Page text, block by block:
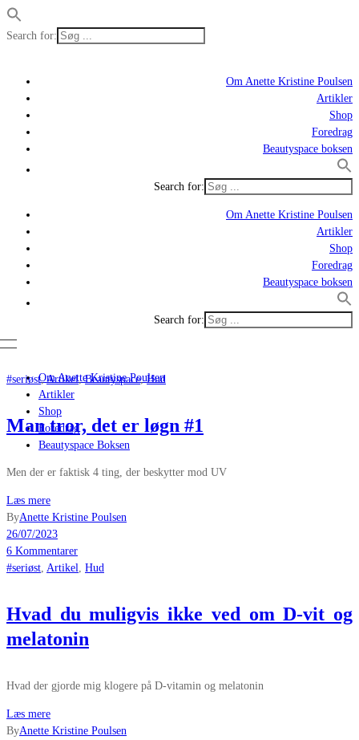
Search for:
Om Anette Kristine Poulsen
Artikler
Shop
Foredrag
Beautyspace boksen
Search for:
Om Anette Kristine Poulsen
Artikler
Shop
Foredrag
Beautyspace boksen
Search for:
Om Anette Kristine Poulsen
Artikler
Shop
Foredrag
Beautyspace Boksen
#seriøst,Artikel,Beautyspace,Hud
Man tror, det er løgn #1
Men der er faktisk 4 ting, der beskytter mod UV
Læs mere
ByAnette Kristine Poulsen
26/07/2023
6 Kommentarer
#seriøst Artikel Hud
Hvad du muligvis ikke ved om D-vit og
melatonin
Hvad der gjorde mig klogere på D-vitamin og melatonin
Læs mere
ByAnette Kristine Poulsen